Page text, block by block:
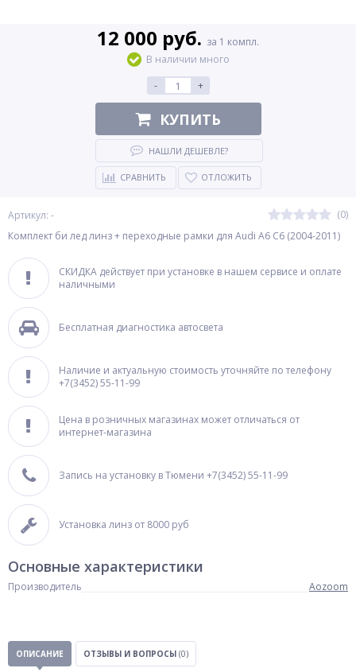
Артикул: -
(0)
Комплект би лед линз + переходные рамки для Audi А6 С6 (2004-2011)
СКИДКА действует при установке в нашем сервисе и оплате
наличными
Бесплатная диагностика автосвета
Наличие и актуальную стоимость уточняйте по телефону
+7(3452) 55-11-99
Цена в розничных магазинах может отличаться от
интернет-магазина
Запись на установку в Тюмени +7(3452) 55-11-99
Установка линз от 8000 руб
12 000 руб. за 1 компл.
В наличии много
-
+
КУПИТЬ
НАШЛИ ДЕШЕВЛЕ?
СРАВНИТЬ ОТЛОЖИТЬ
Основные характеристики
Производитель Aozoom
ОПИСАНИЕ ОТЗЫВЫ И ВОПРОСЫ (0)